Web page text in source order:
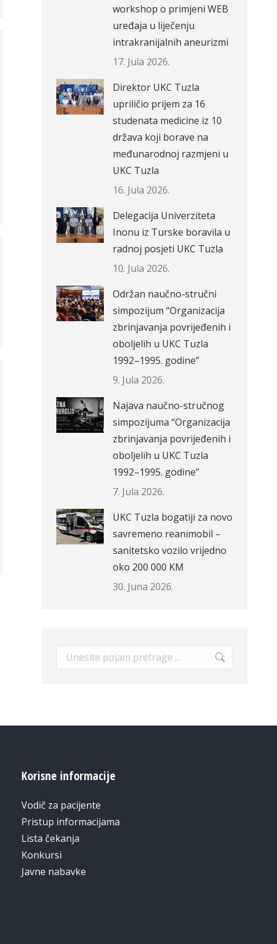
workshop o primjeni WEB
uređaja u liječenju
intrakranijalnih aneurizmi
17. Jula 2026.
Direktor UKC Tuzla
upriličio prijem za 16
studenata medicine iz 10
država koji borave na
međunarodnoj razmjeni u
UKC Tuzla
16. Jula 2026.
Delegacija Univerziteta
Inonu iz Turske boravila u
radnoj posjeti UKC Tuzla
10. Jula 2026.
Održan naučno-stručni
simpozijum “Organizacija
zbrinjavanja povrijeđenih i
oboljelih u UKC Tuzla
1992–1995. godine”
9. Jula 2026.
Najava naučno-stručnog
simpozijuma “Organizacija
zbrinjavanja povrijeđenih i
oboljelih u UKC Tuzla
1992–1995. godine”
7. Jula 2026.
UKC Tuzla bogatiji za novo
savremeno reanimobil –
sanitetsko vozilo vrijedno
oko 200 000 KM
30. Juna 2026.
Search:
Korisne informacije
Vodič za pacijente
Pristup informacijama
Lista čekanja
Konkursi
Javne nabavke